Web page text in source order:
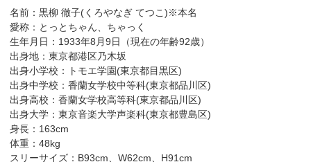
名前：黒柳 徹子(くろやなぎ てつこ)※本名
愛称：とっとちゃん、ちゃっく
生年月日：1933年8月9日（現在の年齢92歳）
出身地：東京都港区乃木坂
出身小学校：トモエ学園(東京都目黒区)
出身中学校：香蘭女学校中等科(東京都品川区)
出身高校：香蘭女学校高等科(東京都品川区)
出身大学：東京音楽大学声楽科(東京都豊島区)
身長：163cm
体重：48kg
スリーサイズ：B93cm、W62cm、H91cm